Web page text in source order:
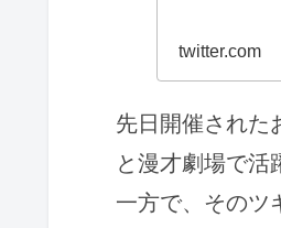
twitter.com
先日開催された
と漫才劇場で活
一方で、そのツ